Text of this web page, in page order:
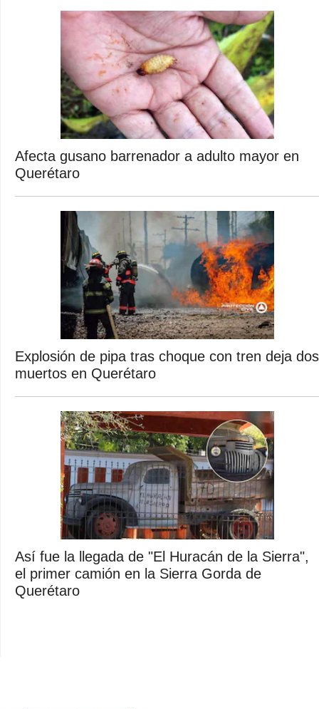
Afecta gusano barrenador a adulto mayor en
Querétaro
Explosión de pipa tras choque con tren deja dos
muertos en Querétaro
Así fue la llegada de "El Huracán de la Sierra",
el primer camión en la Sierra Gorda de
Querétaro